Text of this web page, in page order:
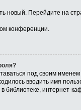
новый. Перейдите на
конференции.
под своим
вводить имя
интернет-